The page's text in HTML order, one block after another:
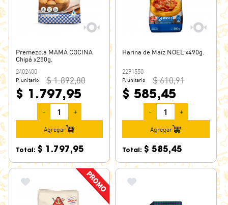
Premezcla MAMÁ COCINA
Chipá x250g.
2402400
P. unitario $ 1.892,80
$ 1.797,95
- +
Agregar
Total: $ 1.797,95
Harina de Maíz NOEL x490g.
2291550
P. unitario $ 610,91
$ 585,45
- +
Agregar
Total: $ 585,45